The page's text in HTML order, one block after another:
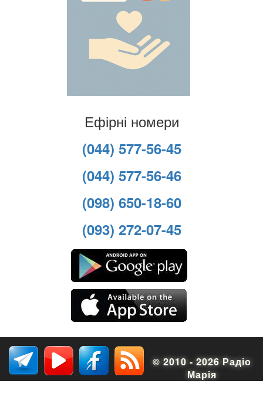
Ефірні номери
(044) 577-56-45
(044) 577-56-46
(098) 650-18-60
(093) 272-07-45
© 2010 - 2026 Радіо
Марія